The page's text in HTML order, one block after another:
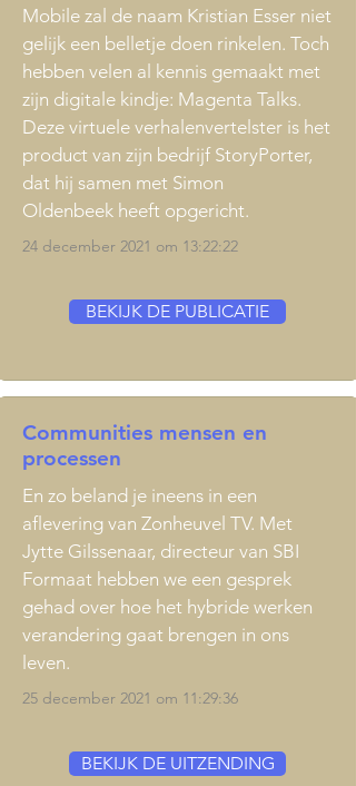
Mobile zal de naam Kristian Esser niet
gelijk een belletje doen rinkelen. Toch
hebben velen al kennis gemaakt met
zijn digitale kindje: Magenta Talks.
Deze virtuele verhalenvertelster is het
product van zijn bedrijf StoryPorter,
dat hij samen met Simon
Oldenbeek heeft opgericht.
24 december 2021 om 13:22:22
BEKIJK DE PUBLICATIE
Communities mensen en
processen
En zo beland je ineens in een
aflevering van Zonheuvel TV. Met
Jytte Gilssenaar, directeur van SBI
Formaat hebben we een gesprek
gehad over hoe het hybride werken
verandering gaat brengen in ons
leven.
25 december 2021 om 11:29:36
BEKIJK DE UITZENDING